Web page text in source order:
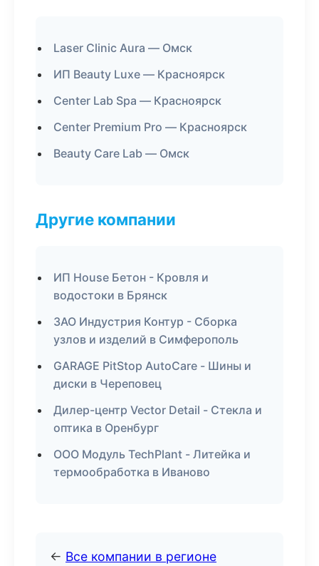
Laser Clinic Aura — Омск
ИП Beauty Luxe — Красноярск
Center Lab Spa — Красноярск
Center Premium Pro — Красноярск
Beauty Care Lab — Омск
Другие компании
ИП House Бетон - Кровля и
водостоки в Брянск
ЗАО Индустрия Контур - Сборка
узлов и изделий в Симферополь
GARAGE PitStop AutoCare - Шины и
диски в Череповец
Дилер-центр Vector Detail - Стекла и
оптика в Оренбург
ООО Модуль TechPlant - Литейка и
термообработка в Иваново
← Все компании в регионе